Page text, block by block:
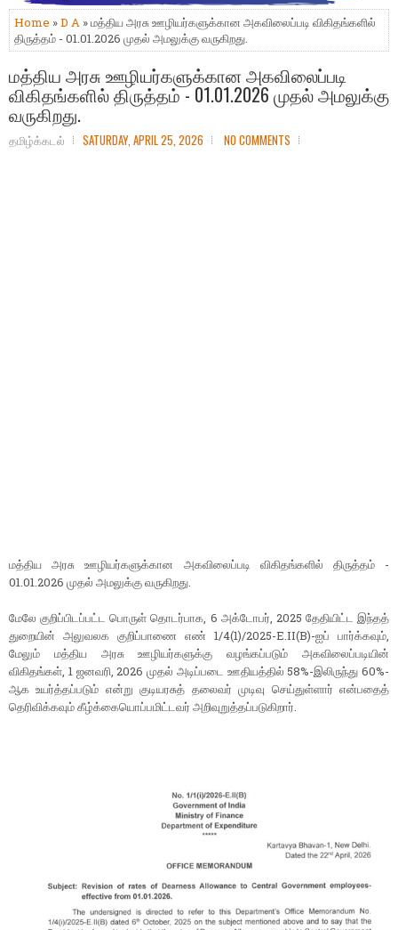
Home »D A » மத்திய அரசு ஊழியர்களுக்கான அகவிலைப்படி விகிதங்களில்
திருத்தம் - 01.01.2026 முதல் அமலுக்கு வருகிறது.
மத்திய அரசு ஊழியர்களுக்கான அகவிலைப்படி
விகிதங்களில் திருத்தம் - 01.01.2026 முதல் அமலுக்கு
வருகிறது.
தமிழ்க்கடல் SATURDAY, APRIL 25, 2026 NO COMMENTS
மத்திய அரசு ஊழியர்களுக்கான அகவிலைப்படி விகிதங்களில் திருத்தம் -
01.01.2026 முதல் அமலுக்கு வருகிறது.
மேலே குறிப்பிடப்பட்ட பொருள் தொடர்பாக, 6 அக்டோபர், 2025 தேதியிட்ட இந்தத்
துறையின் அலுவலக குறிப்பாணை எண் 1/4(1)/2025-E.II(B)-ஐப் பார்க்கவும்,
மேலும் மத்திய அரசு ஊழியர்களுக்கு வழங்கப்படும் அகவிலைப்படியின்
விகிதங்கள், 1 ஜனவரி, 2026 முதல் அடிப்படை ஊதியத்தில் 58%-இலிருந்து 60%-
ஆக உயர்த்தப்படும் என்று குடியரசுத் தலைவர் முடிவு செய்துள்ளார் என்பதைத்
தெரிவிக்கவும் கீழ்க்கையொப்பமிட்டவர் அறிவுறுத்தப்படுகிறார்.